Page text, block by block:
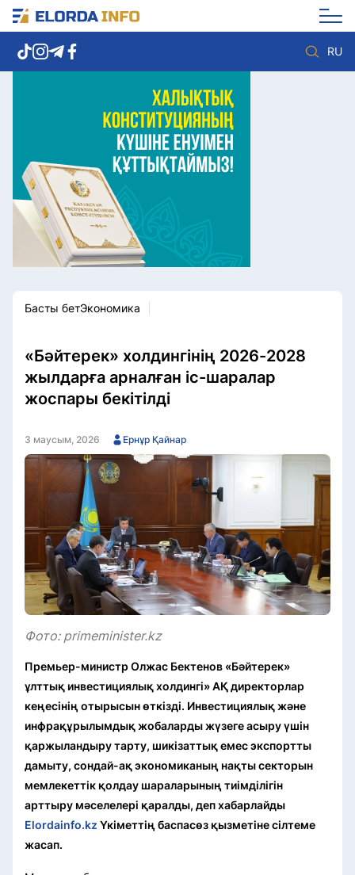
RU
Елорда жаңалықтары
Көзқарас
Саясат
Видео
Әлеумет
Экономика
Спорт
Мәдениет
Басты бетЭкономика
«Бәйтерек» холдингінің 2026-2028
жылдарға арналған іс-шаралар
жоспары бекітілді
3 маусым, 2026 Ернұр Қайнар
Фото: primeminister.kz
Премьер-министр Олжас Бектенов «Бәйтерек»
ұлттық инвестициялық холдингі» АҚ директорлар
кеңесінің отырысын өткізді. Инвестициялық және
инфрақұрылымдық жобаларды жүзеге асыру үшін
қаржыландыру тарту, шикізаттық емес экспортты
дамыту, сондай-ақ экономиканың нақты секторын
мемлекеттік қолдау шараларының тиімділігін
арттыру мәселелері қаралды, деп хабарлайды
Elordainfo.kz Үкіметтің баспасөз қызметіне сілтеме
жасап.